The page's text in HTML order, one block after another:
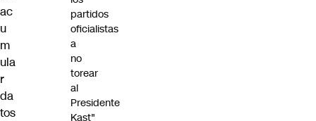
ac
u
m
ula
r
da
tos
partidos
oficialistas
a
no
torear
al
Presidente
Kast"